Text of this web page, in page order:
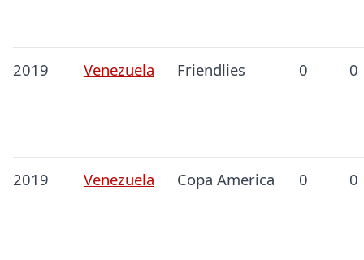
2019 Venezuela Friendlies 0 0
2019 Venezuela Copa America 0 0